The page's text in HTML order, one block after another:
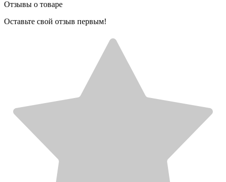
Отзывы о товаре
Оставьте свой отзыв первым!